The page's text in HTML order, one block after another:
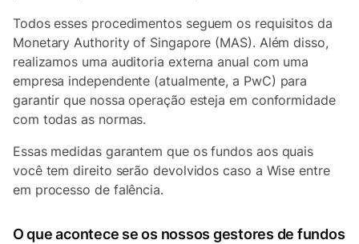
Todos esses procedimentos seguem os requisitos da
Monetary Authority of Singapore (MAS). Além disso,
realizamos uma auditoria externa anual com uma
empresa independente (atualmente, a PwC) para
garantir que nossa operação esteja em conformidade
com todas as normas.
Essas medidas garantem que os fundos aos quais
você tem direito serão devolvidos caso a Wise entre
em processo de falência.
O que acontece se os nossos gestores de fundos